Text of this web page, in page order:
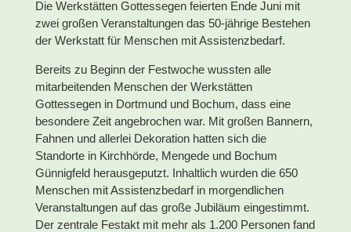
Die Werkstätten Gottessegen feierten Ende Juni mit
zwei großen Veranstaltungen das 50-jährige Bestehen
der Werkstatt für Menschen mit Assistenzbedarf.
Bereits zu Beginn der Festwoche wussten alle
mitarbeitenden Menschen der Werkstätten
Gottessegen in Dortmund und Bochum, dass eine
besondere Zeit angebrochen war. Mit großen Bannern,
Fahnen und allerlei Dekoration hatten sich die
Standorte in Kirchhörde, Mengede und Bochum
Günnigfeld herausgeputzt. Inhaltlich wurden die 650
Menschen mit Assistenzbedarf in morgendlichen
Veranstaltungen auf das große Jubiläum eingestimmt.
Der zentrale Festakt mit mehr als 1.200 Personen fand